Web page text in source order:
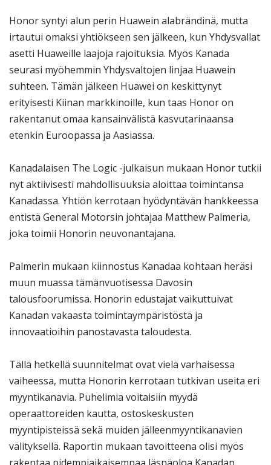
Honor syntyi alun perin Huawein alabrändinä, mutta
irtautui omaksi yhtiökseen sen jälkeen, kun Yhdysvallat
asetti Huaweille laajoja rajoituksia. Myös Kanada
seurasi myöhemmin Yhdysvaltojen linjaa Huawein
suhteen. Tämän jälkeen Huawei on keskittynyt
erityisesti Kiinan markkinoille, kun taas Honor on
rakentanut omaa kansainvälistä kasvutarinaansa
etenkin Euroopassa ja Aasiassa.
Kanadalaisen The Logic -julkaisun mukaan Honor tutkii
nyt aktiivisesti mahdollisuuksia aloittaa toimintansa
Kanadassa. Yhtiön kerrotaan hyödyntävän hankkeessa
entistä General Motorsin johtajaa Matthew Palmeria,
joka toimii Honorin neuvonantajana.
Palmerin mukaan kiinnostus Kanadaa kohtaan heräsi
muun muassa tämänvuotisessa Davosin
talousfoorumissa. Honorin edustajat vaikuttuivat
Kanadan vakaasta toimintaympäristöstä ja
innovaatioihin panostavasta taloudesta.
Tällä hetkellä suunnitelmat ovat vielä varhaisessa
vaiheessa, mutta Honorin kerrotaan tutkivan useita eri
myyntikanavia. Puhelimia voitaisiin myydä
operaattoreiden kautta, ostoskeskusten
myyntipisteissä sekä muiden jälleenmyyntikanavien
välityksellä. Raportin mukaan tavoitteena olisi myös